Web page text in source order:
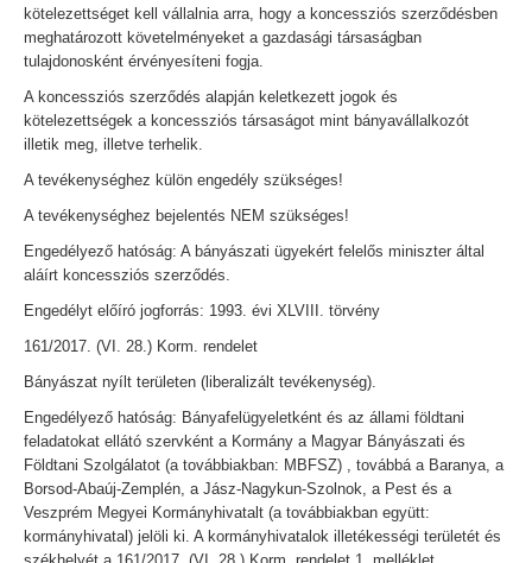
kötelezettséget kell vállalnia arra, hogy a koncessziós szerződésben
meghatározott követelményeket a gazdasági társaságban
tulajdonosként érvényesíteni fogja.
A koncessziós szerződés alapján keletkezett jogok és
kötelezettségek a koncessziós társaságot mint bányavállalkozót
illetik meg, illetve terhelik.
A tevékenységhez külön engedély szükséges!
A tevékenységhez bejelentés NEM szükséges!
Engedélyező hatóság: A bányászati ügyekért felelős miniszter által
aláírt koncessziós szerződés.
Engedélyt előíró jogforrás: 1993. évi XLVIII. törvény
161/2017. (VI. 28.) Korm. rendelet
Bányászat nyílt területen (liberalizált tevékenység).
Engedélyező hatóság: Bányafelügyeletként és az állami földtani
feladatokat ellátó szervként a Kormány a Magyar Bányászati és
Földtani Szolgálatot (a továbbiakban: MBFSZ) , továbbá a Baranya, a
Borsod-Abaúj-Zemplén, a Jász-Nagykun-Szolnok, a Pest és a
Veszprém Megyei Kormányhivatalt (a továbbiakban együtt:
kormányhivatal) jelöli ki. A kormányhivatalok illetékességi területét és